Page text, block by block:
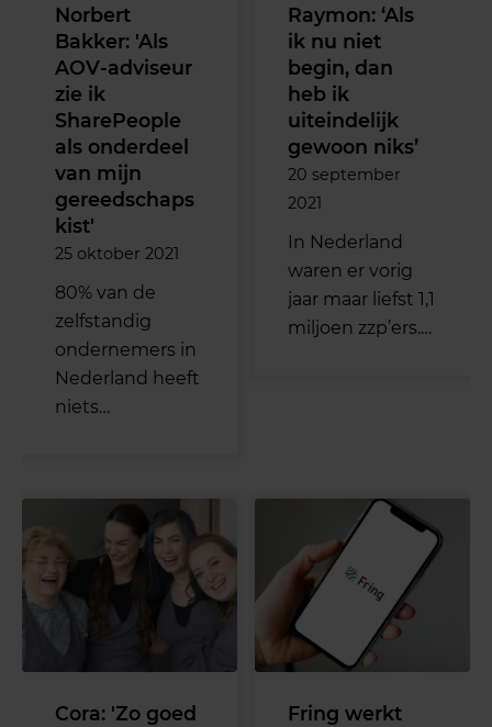
Norbert
Bakker: 'Als
AOV-adviseur
zie ik
SharePeople
als onderdeel
van mijn
gereedschaps
kist'
25 oktober 2021
80% van de
zelfstandig
ondernemers in
Nederland heeft
niets…
Raymon: ‘Als
ik nu niet
begin, dan
heb ik
uiteindelijk
gewoon niks’
20 september
2021
In Nederland
waren er vorig
jaar maar liefst 1,1
miljoen zzp’ers.…
Cora: 'Zo goed
Fring werkt